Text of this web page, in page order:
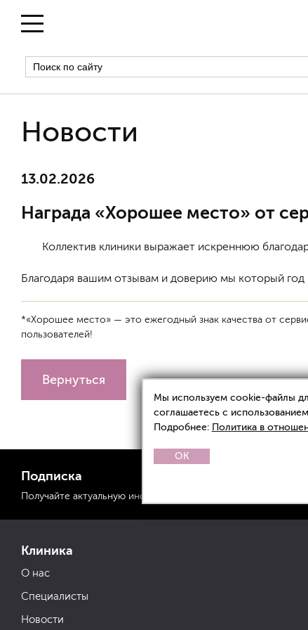
Новости
13.02.2026
Награда «Хорошее место» от
Коллектив клиники выражает искреннюю
Благодаря вашим отзывам и доверию мы который год
*«Хорошее место» — это ежегодный знак качества от
пользователей!
Вернуться
Клиника
О нас
Специалисты
Новости
Подписка
Получайте актуальную информацию
Мы используем cookie-файлы
соглашаетесь с
Подробнее: Политика в
OK